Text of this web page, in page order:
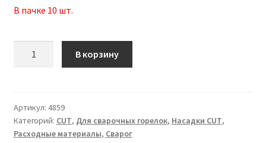
В пачке 10 шт.
(CS
101)
IVS0666
В корзину
Артикул: 4859
Категорий: CUT, Для сварочных горелок, Насадки CUT,
Расходные материалы, Сварог